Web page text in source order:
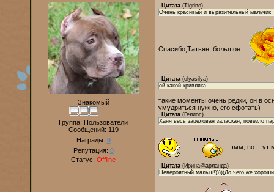
Знакомый
Группа: Пользователи
Сообщений: 119
Награды: 0
Репутация: 0
Статус: Offline
Цитата (Tigrino)
Очень красивый и выразительный мальчик
Спасибо,Татьян, большое
Цитата (olyasilya)
ой какой кривляка
такие моменты очень редки, он в
умудриться нужно, его сфотать)
Цитата (Гелиос)
Ханя весь зацелован заласкан, повезло
эмм, вот тут
Цитата (Ирина@арланда)
Невероятный малыш!)))))До чего же хороши